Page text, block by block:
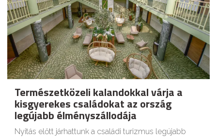
Természetközeli kalandokkal várja a
kisgyerekes családokat az ország
legújabb élményszállodája
Nyitás előtt járhattunk a családi turizmus legújabb